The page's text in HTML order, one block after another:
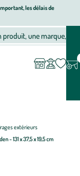
les délais de
alimentation bio
produit, une marque, un
compte
extérieurs
- 131 x 37,5 x 19,5 cm